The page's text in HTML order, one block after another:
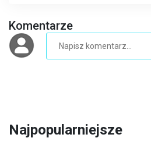
Komentarze
Najpopularniejsze